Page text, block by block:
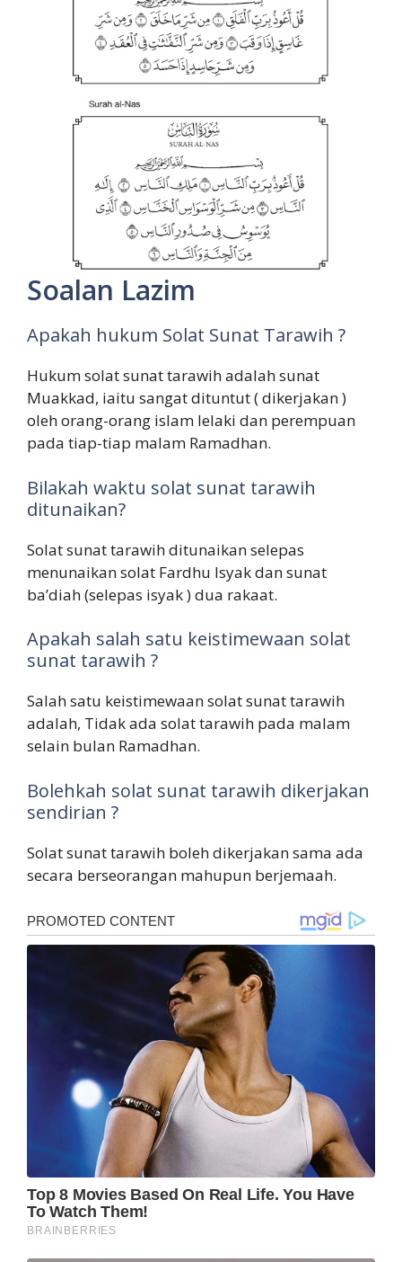
Soalan Lazim
Apakah hukum Solat Sunat Tarawih ?
Hukum solat sunat tarawih adalah sunat
Muakkad, iaitu sangat dituntut ( dikerjakan )
oleh orang-orang islam lelaki dan perempuan
pada tiap-tiap malam Ramadhan.
Bilakah waktu solat sunat tarawih
ditunaikan?
Solat sunat tarawih ditunaikan selepas
menunaikan solat Fardhu Isyak dan sunat
ba’diah (selepas isyak ) dua rakaat.
Apakah salah satu keistimewaan solat
sunat tarawih ?
Salah satu keistimewaan solat sunat tarawih
adalah, Tidak ada solat tarawih pada malam
selain bulan Ramadhan.
Bolehkah solat sunat tarawih dikerjakan
sendirian ?
Solat sunat tarawih boleh dikerjakan sama ada
secara berseorangan mahupun berjemaah.